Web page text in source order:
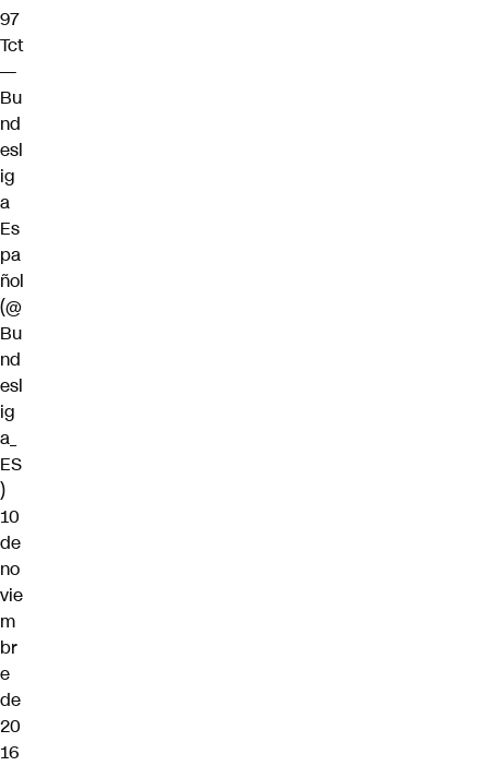
97
Tct
—
Bu
nd
esl
ig
a
Es
pa
ñol
(@
Bu
nd
esl
ig
a_
ES
)
10
de
no
vie
m
br
e
de
20
16